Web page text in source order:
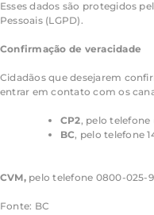
Esses dados são protegidos
Pessoais (LGPD).
Confirmação de veracidade
Cidadãos que desejarem
entrar em contato com os
CP2, pelo telefone
BC, pelo telefone
bcb.gov.br/
CVM,pelo telefone 0800-025-
Fonte: BC